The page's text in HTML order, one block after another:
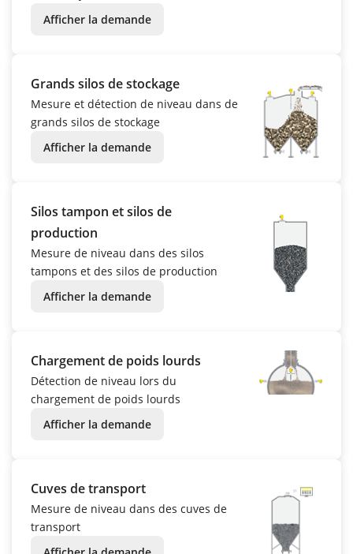
Afficher la demande
Grands silos de stockage
Mesure et détection de niveau dans de
grands silos de stockage
Afficher la demande
Silos tampon et silos de
production
Mesure de niveau dans des silos
tampons et des silos de production
Afficher la demande
Chargement de poids lourds
Détection de niveau lors du
chargement de poids lourds
Afficher la demande
Cuves de transport
Mesure de niveau dans des cuves de
transport